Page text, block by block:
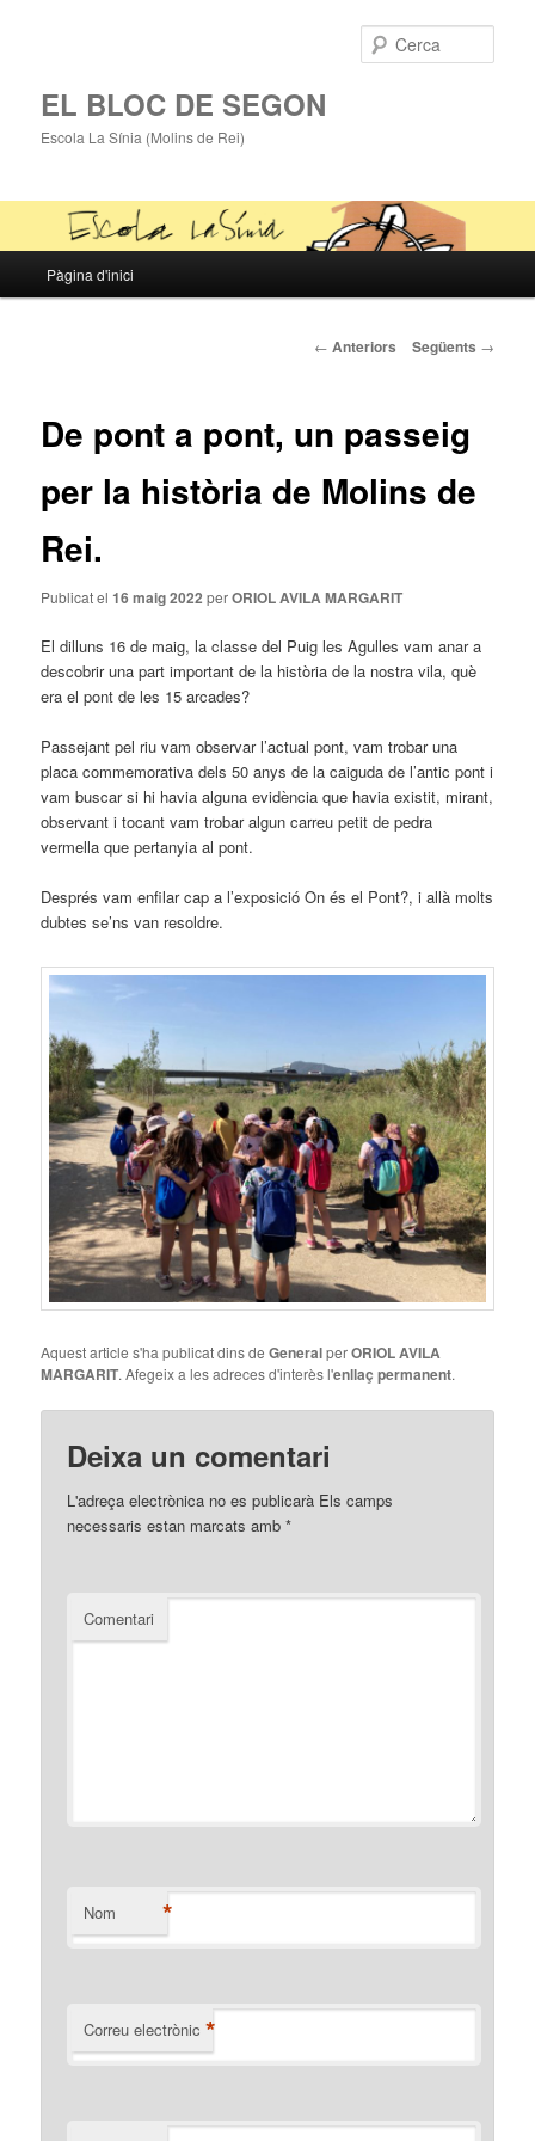
EL BLOC DE SEGON
Escola La Sínia (Molins de Rei)
Aneu
principal
Pàgina d'inici
Navegació
← Anteriors Següents →
De pont a pont, un passeig
per la història de Molins de
Rei.
Publicat el16 maig 2022 perORIOL AVILA MARGARIT
El dilluns 16 de maig, la classe del Puig les Agulles vam anar a
descobrir una part important de la història de la nostra vila, què
era el pont de les 15 arcades?
Passejant pel riu vam observar l’actual pont, vam trobar una
placa commemorativa dels 50 anys de la caiguda de l’antic pont i
vam buscar si hi havia alguna evidència que havia existit, mirant,
observant i tocant vam trobar algun carreu petit de pedra
vermella que pertanyia al pont.
Després vam enfilar cap a l’exposició On és el Pont?, i allà molts
dubtes se’ns van resoldre.
Aquest article s'ha publicat dins deGeneralperORIOL AVILA
MARGARIT. Afegeix a les adreces d'interès l'enllaç permanent.
Deixa un comentari
L'adreça electrònica no es publicarà Els camps
necessaris estan marcats amb*
Comentari
Nom *
Correu electrònic *